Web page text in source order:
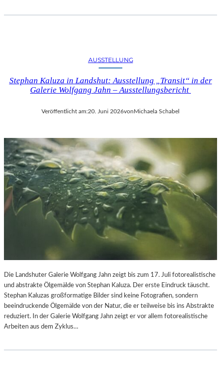
AUSSTELLUNG
Stephan Kaluza in Landshut: Ausstellung „Transit“ in der
Galerie Wolfgang Jahn – Ausstellungsbericht
Veröffentlicht am:20. Juni 2026vonMichaela Schabel
Die Landshuter Galerie Wolfgang Jahn zeigt bis zum 17. Juli fotorealistische
und abstrakte Ölgemälde von Stephan Kaluza. Der erste Eindruck täuscht.
Stephan Kaluzas großformatige Bilder sind keine Fotografien, sondern
beeindruckende Ölgemälde von der Natur, die er teilweise bis ins Abstrakte
reduziert. In der Galerie Wolfgang Jahn zeigt er vor allem fotorealistische
Arbeiten aus dem Zyklus…